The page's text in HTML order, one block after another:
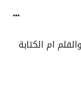
ام الكتابة